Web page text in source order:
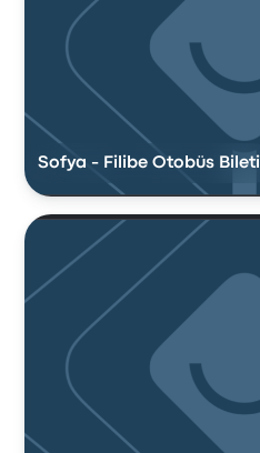
Sofya - Filibe Otobüs Bileti